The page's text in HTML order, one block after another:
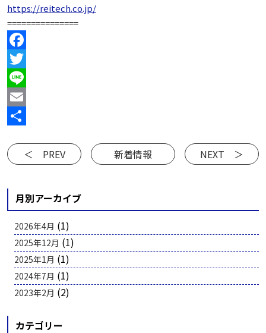
https://reitech.co.jp/
===============
Facebook
Twitter
Line
Email
有
＜ PREV 新着情報 NEXT ＞
月別アーカイブ
2026年4月 (1)
2025年12月 (1)
2025年1月 (1)
2024年7月 (1)
2023年2月 (2)
カテゴリー